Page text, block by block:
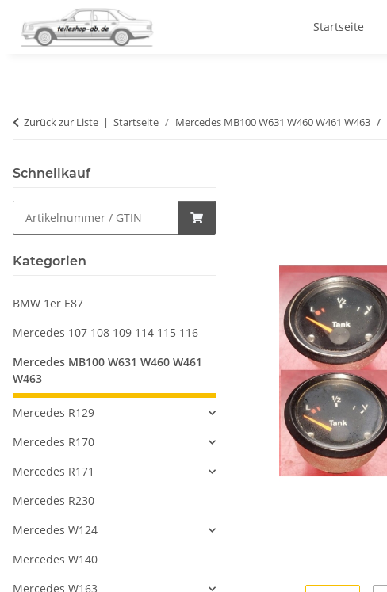
Startseite
Zurück zur Liste Startseite Mercedes MB100 W631 W460 W461 W463
Schnellkauf
Kategorien
BMW 1er E87
Mercedes 107 108 109 114 115 116
Mercedes MB100 W631 W460 W461
W463
Mercedes R129
Mercedes R170
Mercedes R171
Mercedes R230
Mercedes W124
Mercedes W140
Mercedes W163